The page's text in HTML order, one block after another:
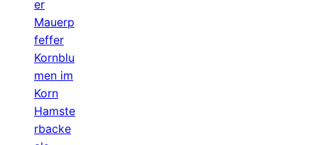
er
Mauerp
feffer
Kornblu
men im
Korn
Hamste
rbacke